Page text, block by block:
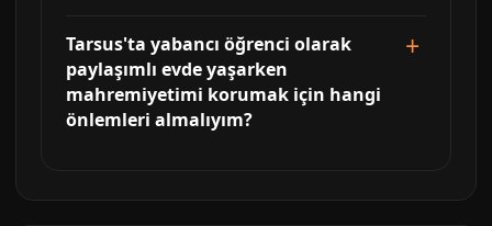
Tarsus'ta yabancı öğrenci olarak
paylaşımlı evde yaşarken
mahremiyetimi korumak için hangi
önlemleri almalıyım?